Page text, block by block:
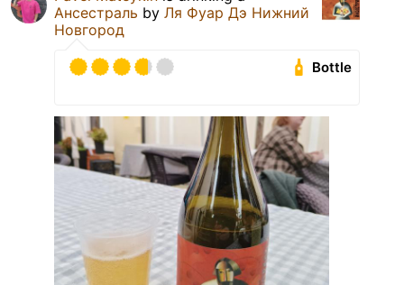
Ансестраль by Ля Фуар Дэ Нижний
Новгород
Bottle